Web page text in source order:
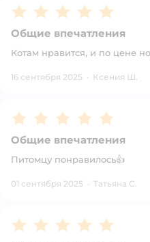
Рейтинг:5
Общие впечатления
Котам нравится, и по цене
16 сентября 2025 · Ксения Ш.
Рейтинг:5
Общие впечатления
Питомцу понравилось👍
01 сентября 2025 · Татьяна С.
Рейтинг:5